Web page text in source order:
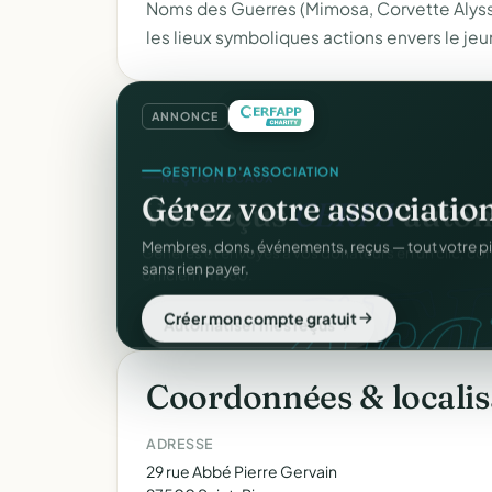
Noms des Guerres (Mimosa, Corvette
les lieux symboliques actions envers le
ANNONCE
GESTION D'ASSOCIATION
Gérez votre
Membres, dons, événements, reçus — tout votre
sans rien payer.
Créer mon compte gratuit
REÇUS FISCAUX
Vos reçusCERFA
Générés et envoyés à vos donateurs en un clic,
officiel n°11580.
Automatiser mes reçus
Coordonnées &
ADRESSE
29 rue Abbé Pierre Gervain